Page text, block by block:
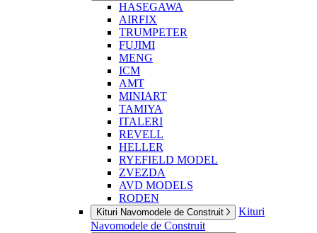
HASEGAWA
AIRFIX
TRUMPETER
FUJIMI
MENG
ICM
AMT
MINIART
TAMIYA
ITALERI
REVELL
HELLER
RYEFIELD MODEL
ZVEZDA
AVD MODELS
RODEN
Kituri Navomodele de Construit
Kituri
Navomodele de Construit